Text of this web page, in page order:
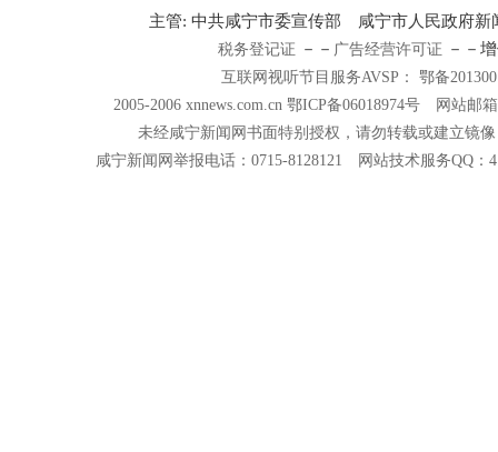
主管: 中共咸宁市委宣传部 咸宁市人民政府
税务登记证 －－ 广告经营许可证 －－
互联网视听节目服务AVSP： 鄂备
2005-2006 xnnews.com.cn 鄂ICP备06018974号 网站邮箱
未经咸宁新闻网书面特别授权，请勿转载或建立镜
咸宁新闻网举报电话：0715-8128121 网站技术服务QQ：